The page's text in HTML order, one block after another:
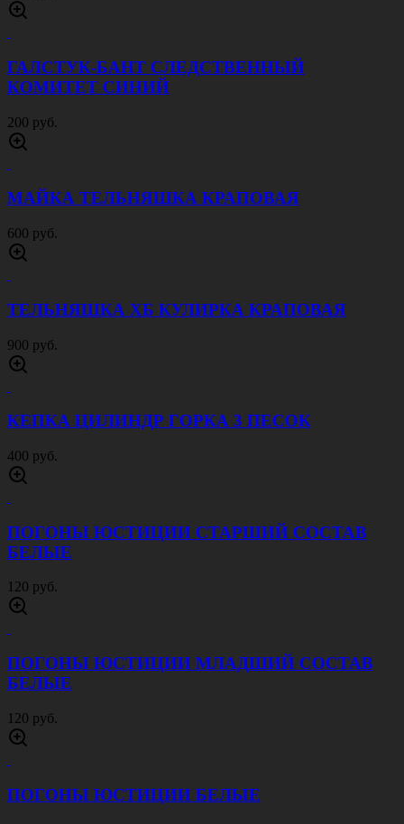
ГАЛСТУК-БАНТ СЛЕДСТВЕННЫЙ
КОМИТЕТ СИНИЙ
200 руб.
МАЙКА ТЕЛЬНЯШКА КРАПОВАЯ
600 руб.
ТЕЛЬНЯШКА ХБ КУЛИРКА КРАПОВАЯ
900 руб.
КЕПКА ЦИЛИНДР ГОРКА 3 ПЕСОК
400 руб.
ПОГОНЫ ЮСТИЦИИ СТАРШИЙ СОСТАВ
БЕЛЫЕ
120 руб.
ПОГОНЫ ЮСТИЦИИ МЛАДШИЙ СОСТАВ
БЕЛЫЕ
120 руб.
ПОГОНЫ ЮСТИЦИИ БЕЛЫЕ